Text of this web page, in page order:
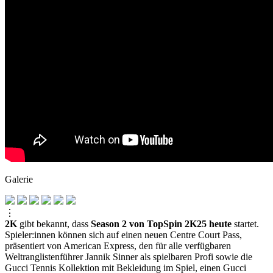
Galerie
⋮
2K gibt bekannt, dass Season 2 von TopSpin 2K25 heute startet.
Spieler:innen können sich auf einen neuen Centre Court Pass,
präsentiert von American Express, den für alle verfügbaren
Weltranglistenführer Jannik Sinner als spielbaren Profi sowie die
Gucci Tennis Kollektion mit Bekleidung im Spiel, einen Gucci